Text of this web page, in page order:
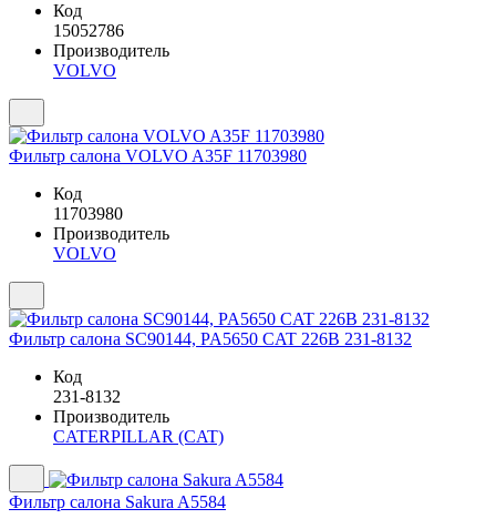
Код
15052786
Производитель
VOLVO
Фильтр салона VOLVO A35F 11703980
Код
11703980
Производитель
VOLVO
Фильтр салона SC90144, PA5650 CAT 226B 231-8132
Код
231-8132
Производитель
CATERPILLAR (CAT)
Фильтр салона Sakura A5584